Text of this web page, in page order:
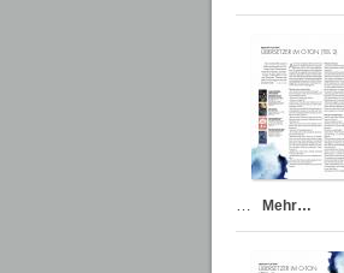
…
Mehr…